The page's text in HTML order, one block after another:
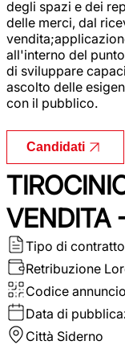
degli spazi e dei
delle merci, dal
all'interno del
di sviluppare
ascolto delle
con il pubblico.
Candidati
VENDITA
Tipo di contratto
Retribuzione
Codice annuncio
Data di
Città Siderno